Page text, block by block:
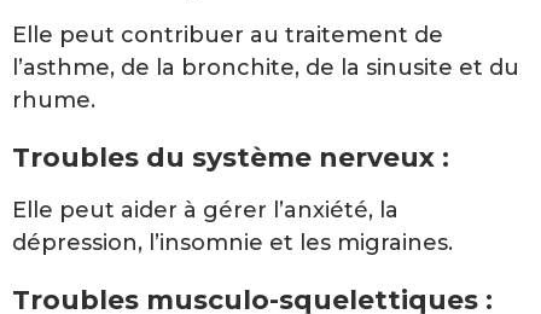
Elle peut contribuer au traitement de
l’asthme, de la bronchite, de la sinusite et du
rhume.
Troubles du système nerveux :
Elle peut aider à gérer l’anxiété, la
dépression, l’insomnie et les migraines.
Troubles musculo-squelettiques :